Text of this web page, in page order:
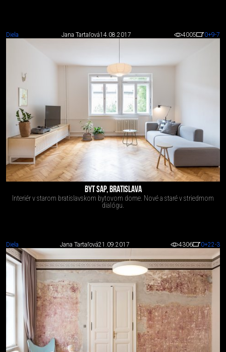
Diela Jana Tartaľová14.08.2017 4005 0+9-7
BYT SAP, BRATISLAVA
Interiér v starom bratislavskom bytovom dome. Nové a staré v striedmom
dialógu.
Diela Jana Tartaľová21.09.2017 4306 0+22-3